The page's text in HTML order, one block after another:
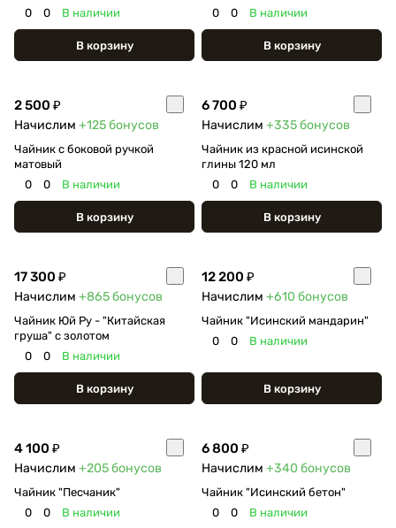
0
0 В наличии
В корзину
0
0 В наличии
В корзину
2 500 ₽
Начислим +125бонусов
Чайник с боковой ручкой
матовый
0
0 В наличии
В корзину
6 700 ₽
Начислим +335бонусов
Чайник из красной исинской
глины 120 мл
0
0 В наличии
В корзину
17 300 ₽
Начислим +865бонусов
Чайник Юй Ру - "Китайская
груша" с золотом
0
0 В наличии
В корзину
12 200 ₽
Начислим +610 бонусов
Чайник "Исинский мандарин"
0
0 В наличии
В корзину
4 100 ₽
Начислим +205бонусов
Чайник "Песчаник"
0
0 В наличии
6 800 ₽
Начислим +340 бонусов
Чайник "Исинский бетон"
0
0 В наличии